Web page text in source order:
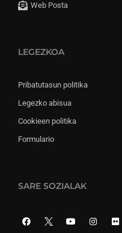
Web Posta
LEGEZKOA
Pribatutasun politika
Legezko abisua
Cookieen politika
Formulario
SARE SOZIALAK